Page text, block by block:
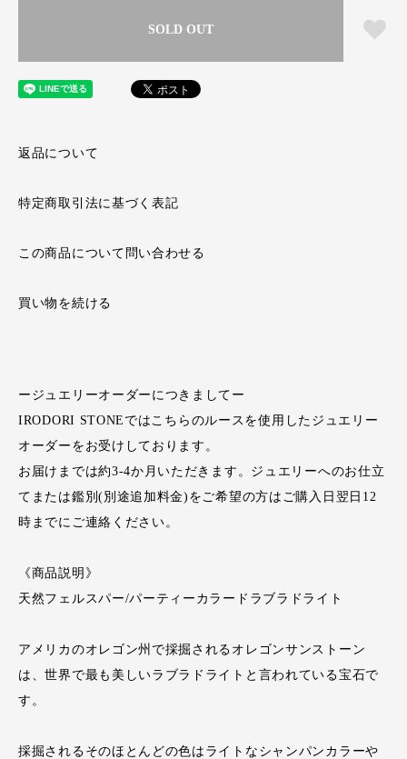
SOLD OUT
返品について
特定商取引法に基づく表記
この商品について問い合わせる
買い物を続ける
ージュエリーオーダーにつきましてー
IRODORI STONEではこちらのルースを使用したジュエリー
オーダーをお受けしております。
お届けまでは約3-4か月いただきます。ジュエリーへのお仕立
てまたは鑑別(別途追加料金)をご希望の方はご購入日翌日12
時までにご連絡ください。
《商品説明》
天然フェルスパー/パーティーカラードラブラドライト
アメリカのオレゴン州で採掘されるオレゴンサンストーン
は、世界で最も美しいラブラドライトと言われている宝石で
す。
採掘されるそのほとんどの色はライトなシャンパンカラーや